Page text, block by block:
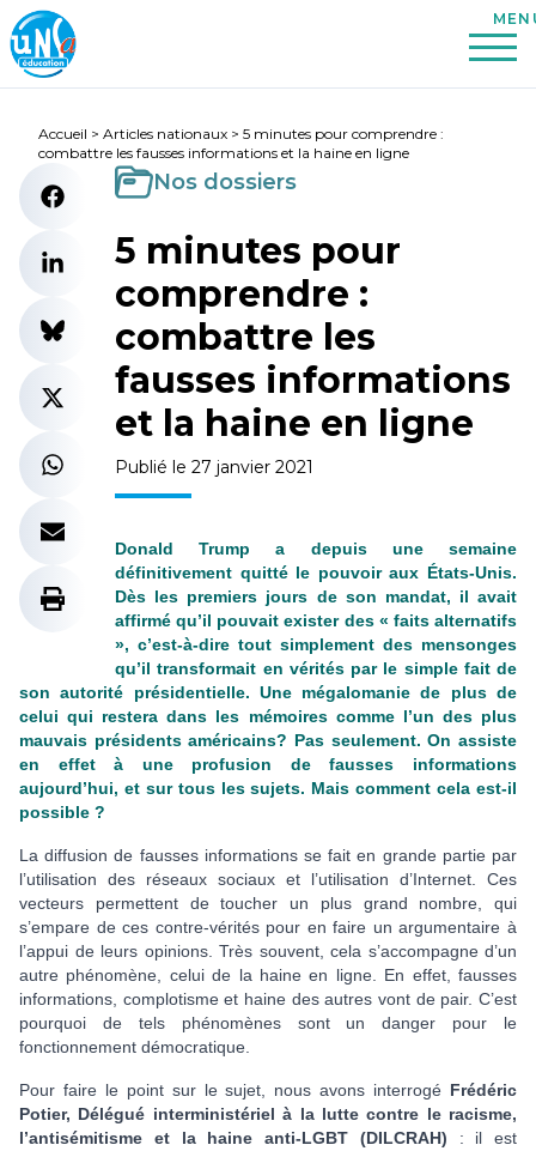
Accueil > Articles nationaux > 5 minutes pour comprendre :
combattre les fausses informations et la haine en ligne
Nos dossiers
5 minutes pour
comprendre :
combattre les
fausses informations
et la haine en ligne
Publié le 27 janvier 2021
Donald Trump a depuis une semaine
définitivement quitté le pouvoir aux États-Unis.
Dès les premiers jours de son mandat, il avait
affirmé qu’il pouvait exister des « faits alternatifs
», c’est-à-dire tout simplement des mensonges
qu’il transformait en vérités par le simple fait de
son autorité présidentielle. Une mégalomanie de plus de
celui qui restera dans les mémoires comme l’un des plus
mauvais présidents américains? Pas seulement. On assiste
en effet à une profusion de fausses informations
aujourd’hui, et sur tous les sujets. Mais comment cela est-il
possible ?
La diffusion de fausses informations se fait en grande partie par
l’utilisation des réseaux sociaux et l’utilisation d’Internet. Ces
vecteurs permettent de toucher un plus grand nombre, qui
s’empare de ces contre-vérités pour en faire un argumentaire à
l’appui de leurs opinions. Très souvent, cela s’accompagne d’un
autre phénomène, celui de la haine en ligne. En effet, fausses
informations, complotisme et haine des autres vont de pair. C’est
pourquoi de tels phénomènes sont un danger pour le
fonctionnement démocratique.
Pour faire le point sur le sujet, nous avons interrogé Frédéric
Potier, Délégué interministériel à la lutte contre le racisme,
l’antisémitisme et la haine anti-LGBT (DILCRAH) : il est